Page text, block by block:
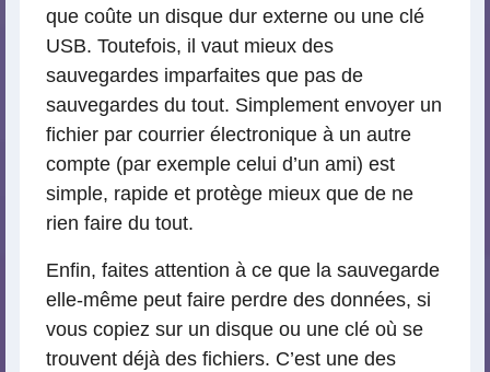
que coûte un disque dur externe ou une clé
USB. Toutefois, il vaut mieux des
sauvegardes imparfaites que pas de
sauvegardes du tout. Simplement envoyer un
fichier par courrier électronique à un autre
compte (par exemple celui d’un ami) est
simple, rapide et protège mieux que de ne
rien faire du tout.
Enfin, faites attention à ce que la sauvegarde
elle-même peut faire perdre des données, si
vous copiez sur un disque ou une clé où se
trouvent déjà des fichiers. C’est une des